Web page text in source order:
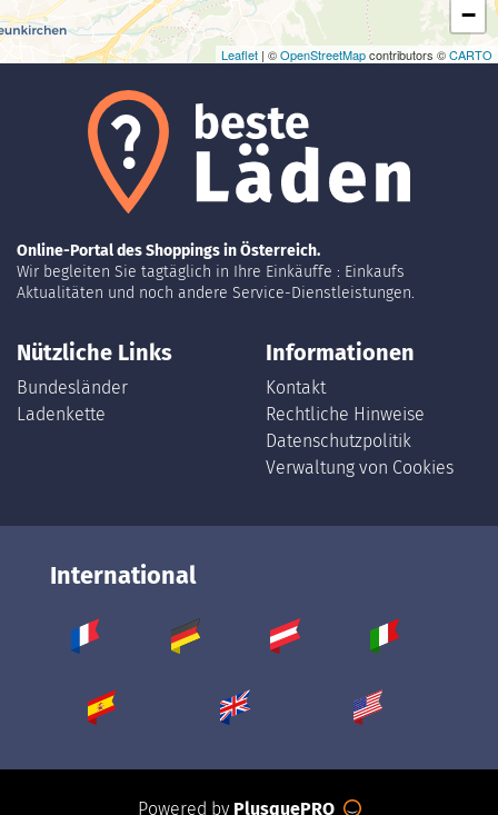
−
Leaflet | ©OpenStreetMapcontributors ©CARTO
Online-Portal des Shoppings in Österreich.
Wir begleiten Sie tagtäglich in Ihre Einkäuffe : Einkaufs
Aktualitäten und noch andere Service-Dienstleistungen.
Nützliche Links
Bundesländer
Ladenkette
Informationen
Kontakt
Rechtliche Hinweise
Datenschutzpolitik
Verwaltung von Cookies
International
Powered by PlusquePRO